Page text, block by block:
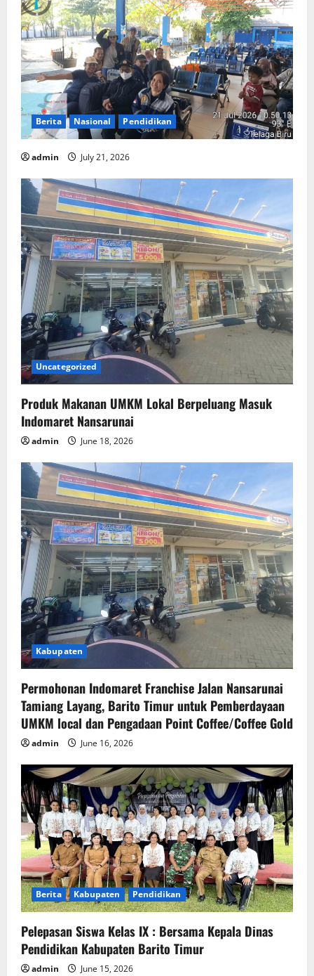
Berita Nasional Pendidikan
admin July 21, 2026
Uncategorized
Produk Makanan UMKM Lokal Berpeluang Masuk
Indomaret Nansarunai
admin June 18, 2026
Kabupaten
Permohonan Indomaret Franchise Jalan Nansarunai
Tamiang Layang, Barito Timur untuk Pemberdayaan
UMKM local dan Pengadaan Point Coffee/Coffee Gold
admin June 16, 2026
Berita Kabupaten Pendidikan
Pelepasan Siswa Kelas IX : Bersama Kepala Dinas
Pendidikan Kabupaten Barito Timur
admin June 15, 2026